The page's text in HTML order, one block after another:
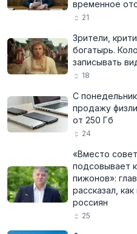
временное
21
Зрители,
богатырь.
записывать
18
С
продажу
от 250 Гб
24
«Вместо
подсовывает
пижонов»:
рассказал,
россиян
25